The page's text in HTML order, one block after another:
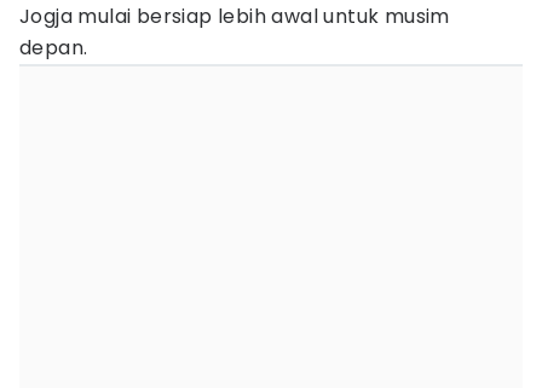
Jogja mulai bersiap lebih awal untuk musim
depan.